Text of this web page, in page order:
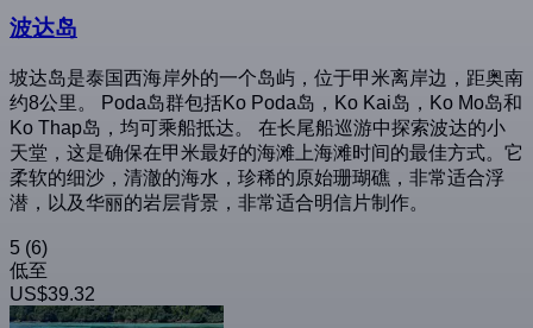
波达岛
坡达岛是泰国西海岸外的一个岛屿，位于甲米离岸边，距奥南
约8公里。 Poda岛群包括Ko Poda岛，Ko Kai岛，Ko Mo岛和
Ko Thap岛，均可乘船抵达。 在长尾船巡游中探索波达的小
天堂，这是确保在甲米最好的海滩上海滩时间的最佳方式。它
柔软的细沙，清澈的海水，珍稀的原始珊瑚礁，非常适合浮
潜，以及华丽的岩层背景，非常适合明信片制作。
5 (6)
低至
US$39.32